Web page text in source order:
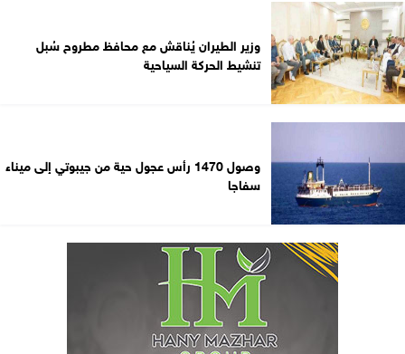
وزير الطيران يُناقش مع محافظ مطروح سُبل
تنشيط الحركة السياحية
وصول 1470 رأس عجول حية من جيبوتي إلى ميناء
سفاجا